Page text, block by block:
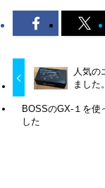
人気の
ました。
BOSSのGX-１を使
した